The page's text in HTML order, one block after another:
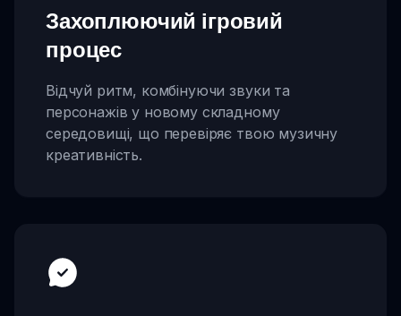
Захоплюючий ігровий
процес
Відчуй ритм, комбінуючи звуки та
персонажів у новому складному
середовищі, що перевіряє твою музичну
креативність.